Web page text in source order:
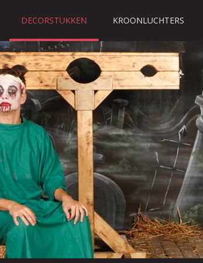
DECORSTUKKEN KROONLUCHTERS